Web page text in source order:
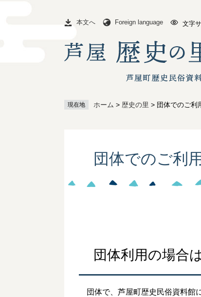
本文へ Foreign language 文字
現在地 ホーム > 歴史の里 > 団体でのご利
団体でのご利
団体利用の場合
団体で、芦屋町歴史民俗資料館